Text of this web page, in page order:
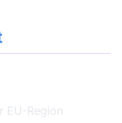
EU-Region